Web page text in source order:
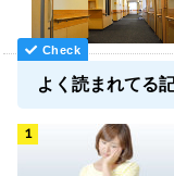
よく読まれてる